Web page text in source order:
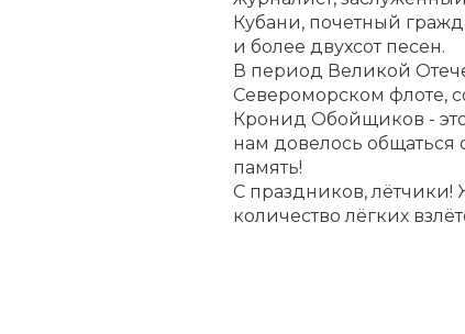
Кубани, почетный
и более двухсот песен.
В период Великой
Североморском флоте,
Кронид Обойщиков - это
нам довелось общаться
память!
С праздников, лётчики!
количество лёгких